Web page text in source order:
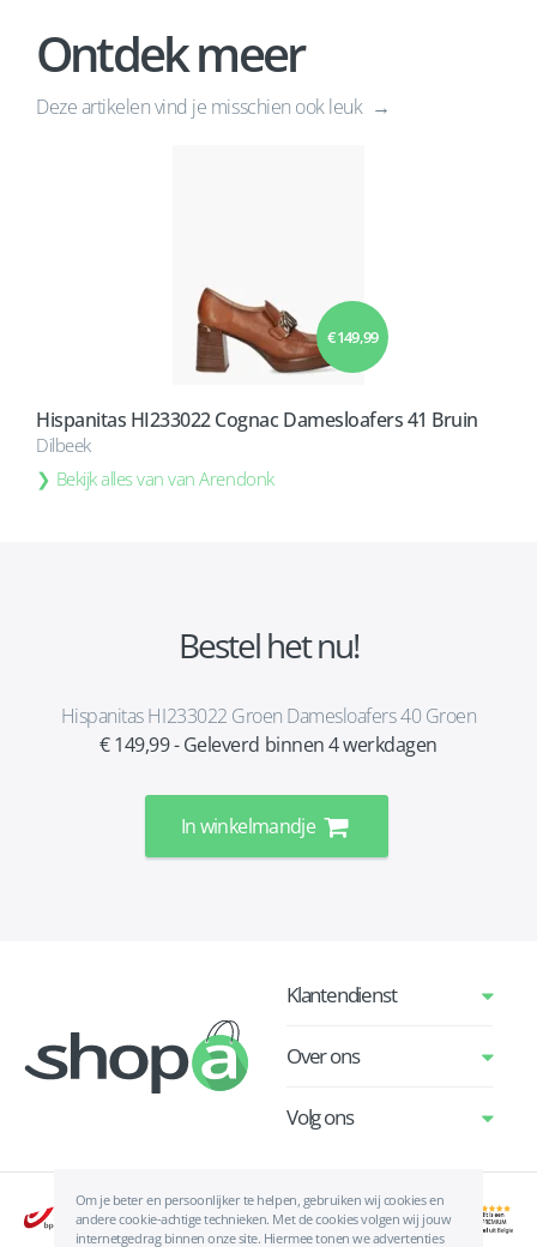
€ 149,99
Hispanitas HI233022 Cognac Damesloafers 41 Bruin
Dilbeek
Bekijk alles van van Arendonk
Ontdek meer
Deze artikelen vind je misschien ook leuk
Bestel het nu!
Hispanitas HI233022 Groen Damesloafers 40 Groen
€ 149,99 - Geleverd binnen 4 werkdagen
In winkelmandje
Om je beter en persoonlijker te helpen, gebruiken wij cookies en
andere cookie-achtige technieken. Met de cookies volgen wij jouw
internetgedrag binnen onze site. Hiermee tonen we advertenties
Klantendienst
Over ons
Volg ons